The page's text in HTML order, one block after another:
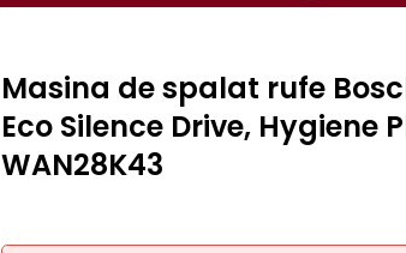
Masina de spalat rufe
Eco Silence Drive, Hygiene
WAN28K43